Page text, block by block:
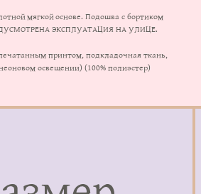
мягкой основе. Подошва с бортиком
ЭКСПЛУАТАЦИЯ НА УЛИЦЕ.
принтом, подкладочная ткань,
освещении) (100% полиэстер)